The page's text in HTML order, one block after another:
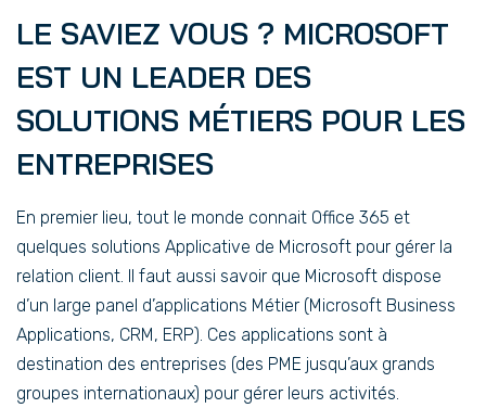
LE SAVIEZ VOUS ? MICROSOFT
EST UN LEADER DES
SOLUTIONS MÉTIERS POUR LES
ENTREPRISES
En premier lieu, tout le monde connait Office 365 et
quelques solutions Applicative de Microsoft pour gérer la
relation client. Il faut aussi savoir que Microsoft dispose
d’un large panel d’applications Métier (Microsoft Business
Applications, CRM, ERP). Ces applications sont à
destination des entreprises (des PME jusqu’aux grands
groupes internationaux) pour gérer leurs activités.